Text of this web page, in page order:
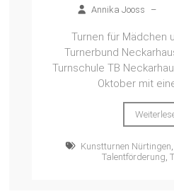
Annika Jooss –
Turnen für Mädchen
Turnerbund
Turnschule TB
Oktober mit
Kunstturnen Nürtingen,
Talentförderung,